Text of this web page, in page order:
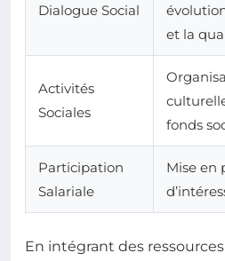
Dialogue Social
et la
Activités
Sociales
fonds
Participation
Salariale
Mise en
En intégrant des